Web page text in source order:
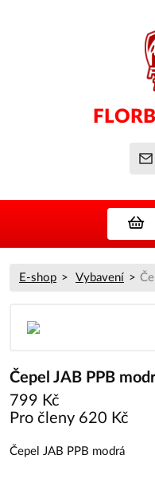
E-shop Vybavení
Čepel JAB PPB
799 Kč
Pro členy 620 Kč
Čepel JAB PPB modrá